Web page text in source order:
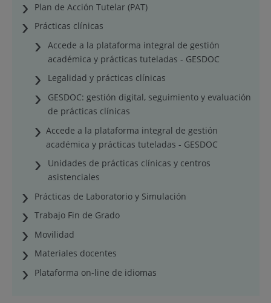
Plan de Acción Tutelar (PAT)
Prácticas clínicas
Accede a la plataforma integral de gestión
académica y prácticas tuteladas - GESDOC
Legalidad y prácticas clínicas
GESDOC: gestión digital, seguimiento y evaluación
de prácticas clínicas
Accede a la plataforma integral de gestión
académica y prácticas tuteladas - GESDOC
Unidades de prácticas clínicas y centros
asistenciales
Prácticas de Laboratorio y Simulación
Trabajo Fin de Grado
Movilidad
Materiales docentes
Plataforma on-line de idiomas